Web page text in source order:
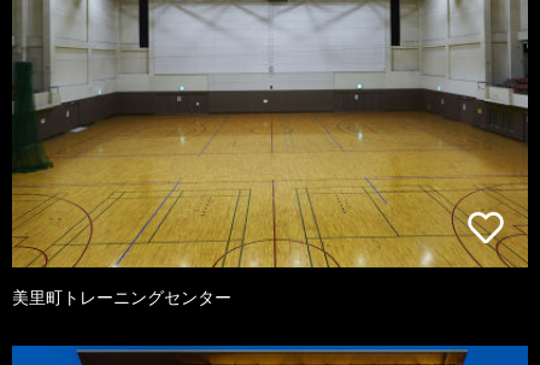
美里町トレーニングセンター